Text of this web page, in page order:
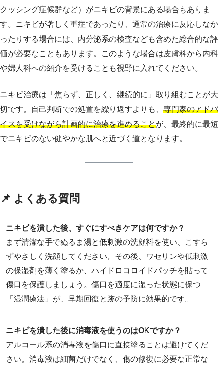
クッシング症候群など）がニキビの背景にある場合もありま
す。ニキビが著しく重症であったり、通常の治療に反応しなか
ったりする場合には、内分泌系の検査なども含めた総合的な評
価が必要なこともあります。このような場合は皮膚科から内科
や婦人科への紹介を受けることも視野に入れてください。
ニキビ治療は「焦らず、正しく、継続的に」取り組むことが大
切です。自己判断での処置を繰り返すよりも、 専門家のアドバ
イスを受けながら計画的に治療を進めることが、最終的に最短
でニキビのない健やかな肌へと近づく道となります。
📌 よくある質問
ニキビを潰した後、すぐにすべきケアは何ですか？
まず清潔な手でぬるま湯と低刺激の洗顔料を使い、こすら
ずやさしく洗顔してください。その後、ワセリンや低刺激
の保湿剤を薄く塗るか、ハイドロコロイドパッチを貼って
傷口を保護しましょう。傷口を適度に湿った状態に保つ
「湿潤療法」が、早期回復と跡の予防に効果的です。
ニキビを潰した後に消毒液を使うのはOKですか？
アルコール系の消毒液を傷口に直接塗ることは避けてくだ
さい。消毒液は細菌だけでなく、傷の修復に必要な正常な